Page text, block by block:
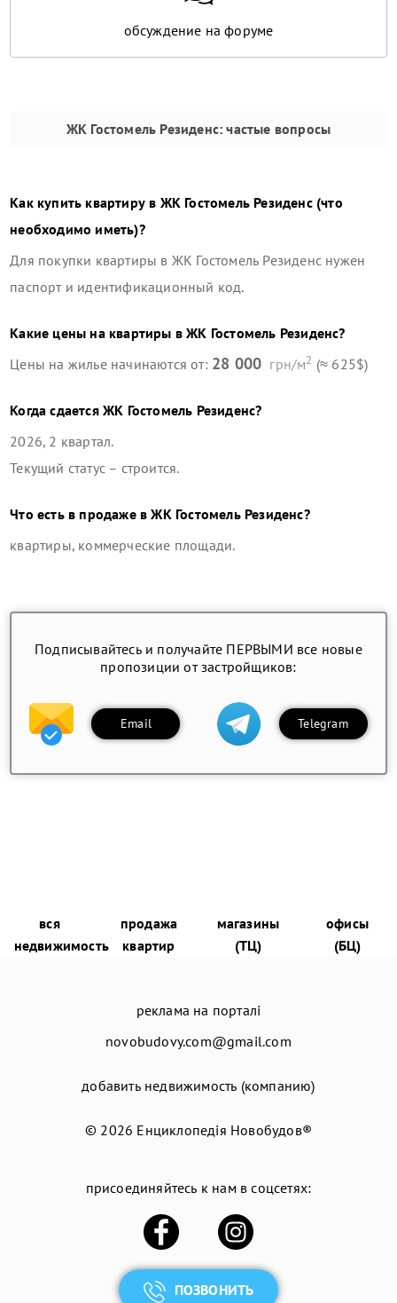
ПОЗВОНИТЬ
обсуждение на форуме
ЖК Гостомель Резиденс: частые вопросы
Как купить квартиру в ЖК Гостомель Резиденс(что
необходимо иметь)?
Для покупки квартиры в ЖК Гостомель Резиденс нужен
паспорт и идентификационный код.
Какие цены на квартиры вЖК Гостомель Резиденс?
Цены на жилье начинаются от: 28 000 грн/м2 (≈ 625$)
Когда сдаетсяЖК Гостомель Резиденс?
2026, 2 квартал.
Текущий статус – строится.
Что есть в продаже вЖК Гостомель Резиденс?
квартиры, коммерческие площади.
Подписывайтесь и получайте ПЕРВЫМИ все новые
пропозиции от застройщиков:
Email Telegram
вся
недвижимость
продажа
квартир
магазины
(ТЦ)
офисы
(БЦ)
реклама на порталі
novobudovy.com@gmail.com
добавить недвижимость (компанию)
© 2026 Енциклопедія Новобудов®
присоединяйтесь к нам в соцсетях: